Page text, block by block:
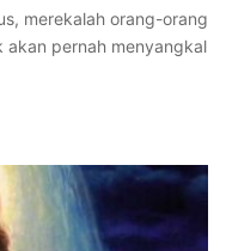
merekalah orang-orang
pernah menyangkal